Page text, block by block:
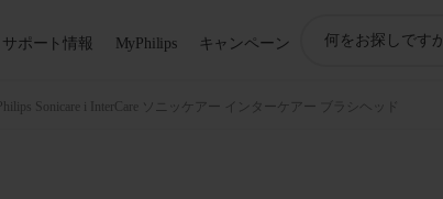
サポート情報 MyPhilips キャンペーン
Philips Sonicare i InterCare ソニッケアー インターケアー ブラシヘッド